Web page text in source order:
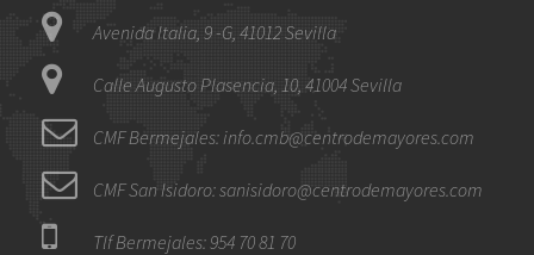
Avenida Italia, 9 -G, 41012 Sevilla
Calle Augusto Plasencia, 10, 41004 Sevilla
CMF Bermejales: info.cmb@centrodemayores.com
CMF San Isidoro: sanisidoro@centrodemayores.com
Tlf Bermejales: 954 70 81 70